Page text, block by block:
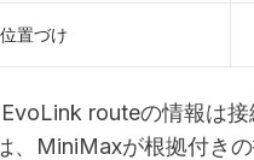
置づけ
routeの情報は
MiniMaxが根拠付き